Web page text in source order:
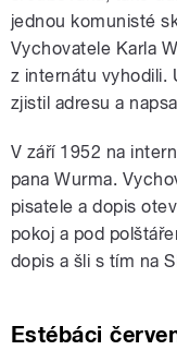
jednou komunisté
Vychovatele Karla
z internátu vyhodili.
zjistil adresu a
V září 1952 na
pana Wurma.
pisatele a dopis
pokoj a pod
dopis a šli s tím na
Estébáci